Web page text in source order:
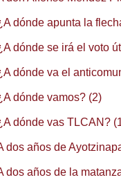
dónde apunta la
dónde se irá el voto
dónde va el
dónde vamos? (2)
dónde vas TLCAN?
dos años de
dos años de la